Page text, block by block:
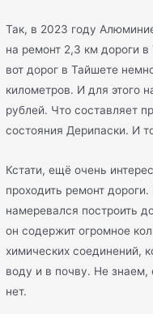
Так, в 2023 году
на ремонт 2,3 км дороги
вот дорог в Тайшете
километров. И для этого
рублей. Что составляет
состояния Дерипаски. И
Кстати, ещё очень
проходить ремонт
намеревался построить
он содержит огромное
химических соединений,
воду и в почву. Не
нет.